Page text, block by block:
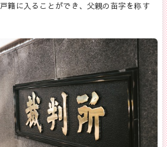
籍に入ることができ、父親の苗字を称す